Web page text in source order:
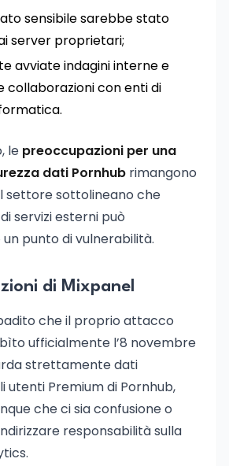
sensibile sarebbe stato
server proprietari;
avviate indagini interne e
collaborazioni con enti di
le preoccupazioni per una
dati Pornhub rimangono
settore sottolineano che
servizi esterni può
punto di vulnerabilità.
di Mixpanel
che il proprio attacco
ufficialmente l’8 novembre
strettamente dati
utenti Premium di Pornhub,
che ci sia confusione o
responsabilità sulla